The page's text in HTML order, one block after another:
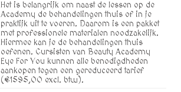
Het is belangrijk om naast de lessen op de
Academy de behandelingen thuis of in je
praktijk uit te voeren. Daarom is een pakket
met professionele materialen noodzakelijk.
Hiermee kan je de behandelingen thuis
oefenen. Cursisten van Beauty Academy
Eye For You kunnen alle benodigdheden
aankopen tegen een gereduceerd tarief
(€1595,00 excl. btw).